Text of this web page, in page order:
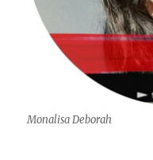
Monalisa Deborah